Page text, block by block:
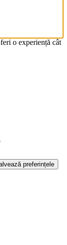
o experiență cât
preferințele